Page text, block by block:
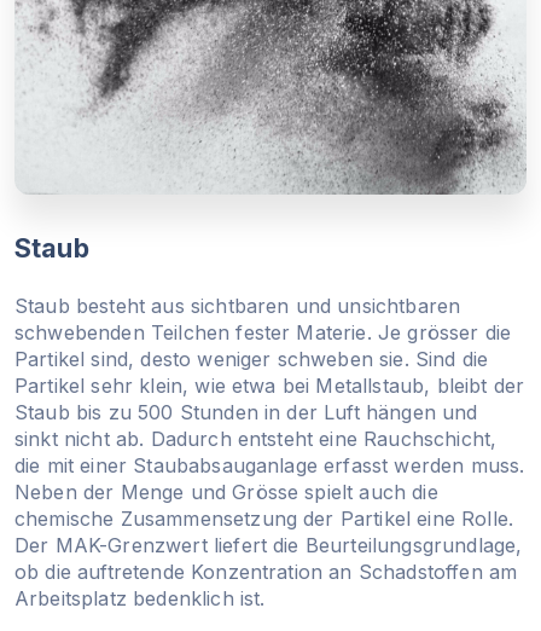
Staub
Staub besteht aus sichtbaren und unsichtbaren
schwebenden Teilchen fester Materie. Je grösser die
Partikel sind, desto weniger schweben sie. Sind die
Partikel sehr klein, wie etwa bei Metallstaub, bleibt der
Staub bis zu 500 Stunden in der Luft hängen und
sinkt nicht ab. Dadurch entsteht eine Rauchschicht,
die mit einer Staubabsauganlage erfasst werden muss.
Neben der Menge und Grösse spielt auch die
chemische Zusammensetzung der Partikel eine Rolle.
Der MAK-Grenzwert liefert die Beurteilungsgrundlage,
ob die auftretende Konzentration an Schadstoffen am
Arbeitsplatz bedenklich ist.